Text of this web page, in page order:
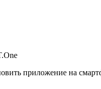
приложение на